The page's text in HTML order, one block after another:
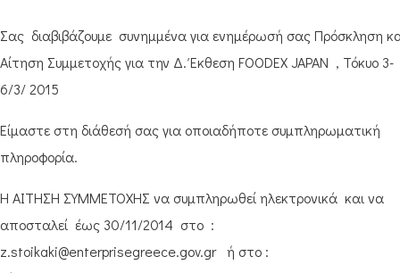
Σας διαβιβάζουμε συνημμένα για ενημέρωσή σας Πρόσκληση
Αίτηση Συμμετοχής για την Δ. Έκθεση FOODEX JAPAN , Τόκυο 3-
6/3/ 2015
Είμαστε στη διάθεσή σας για οποιαδήποτε συμπληρωματική
πληροφορία.
Η ΑΙΤΗΣΗ ΣΥΜΜΕΤΟΧΗΣ να συμπληρωθεί ηλεκτρονικά και να
αποσταλεί έως 30/11/2014 στο :
z.stoikaki@enterprisegreece.gov.gr ή στο :